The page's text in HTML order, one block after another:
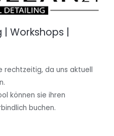
Workshops |
rechtzeitig, da uns aktuell
können sie ihren
buchen.